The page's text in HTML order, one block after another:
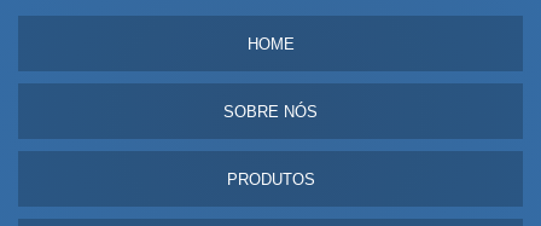
HOME
SOBRE NÓS
PRODUTOS